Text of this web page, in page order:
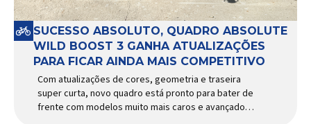
SUCESSO ABSOLUTO, QUADRO ABSOLUTE
WILD BOOST 3 GANHA ATUALIZAÇÕES
PARA FICAR AINDA MAIS COMPETITIVO
Com atualizações de cores, geometria e traseira
super curta, novo quadro está pronto para bater de
frente com modelos muito mais caros e avançados